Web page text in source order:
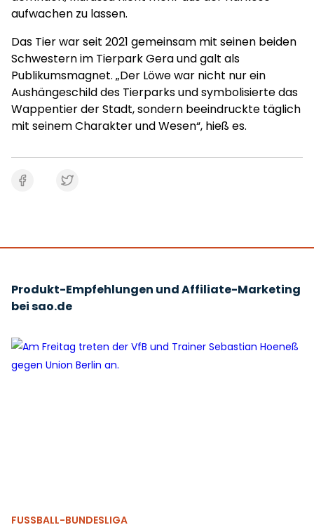
aufwachen zu lassen.
Das Tier war seit 2021 gemeinsam mit seinen beiden
Schwestern im Tierpark Gera und galt als
Publikumsmagnet. „Der Löwe war nicht nur ein
Aushängeschild des Tierparks und symbolisierte das
Wappentier der Stadt, sondern beeindruckte täglich
mit seinem Charakter und Wesen“, hieß es.
Produkt-Empfehlungen und Affiliate-Marketing
bei sao.de
FUSSBALL-BUNDESLIGA